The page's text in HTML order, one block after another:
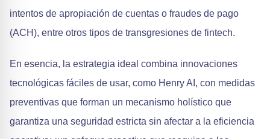
intentos de apropiación de cuentas o fraudes de pago
(ACH), entre otros tipos de transgresiones de fintech.
En esencia, la estrategia ideal combina innovaciones
tecnológicas fáciles de usar, como Henry AI, con medidas
preventivas que forman un mecanismo holístico que
garantiza una seguridad estricta sin afectar a la eficiencia